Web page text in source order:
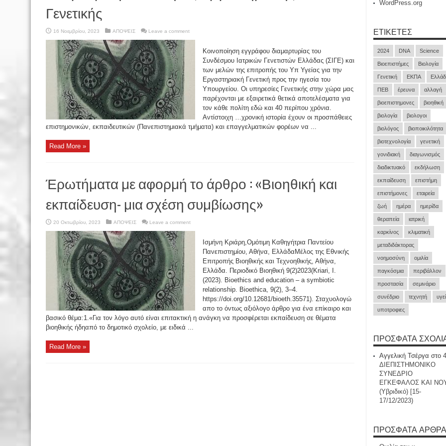
Γενετικής
16 Νοεμβρίου, 2023 ΑΠΟΨΕΙΣ Leave a comment
Κοινοποίηση εγγράφου διαμαρτυρίας του
Συνδέσμου Ιατρικών Γενετιστών Ελλάδας (ΣΙΓΕ) και
των μελών της επιτροπής του Υπ Υγείας για την
Εργαστηριακή Γενετική προς την ηγεσία του
Υπουργείου. Οι υπηρεσίες Γενετικής στην χώρα μας
παρέχονται με εξαιρετικά θετικά αποτελέσματα για
τον κάθε πολίτη εδώ και 40 περίπου χρόνια.
Αντίστοιχη …χρονική ιστορία έχουν οι προσπάθειες
επιστημονικών, εκπαιδευτικών (Πανεπιστημιακά τμήματα) και επαγγελματικών φορέων να ...
Read More »
Έρωτήματα με αφορμή το άρθρο : «Βιοηθική και
εκπαίδευση- μια σχέση συμβίωσης»
20 Οκτωβρίου, 2023 ΑΠΟΨΕΙΣ Leave a comment
Iσμήνη Κριάρη,Ομότιμη Καθηγήτρια Παντείου
Πανεπιστημίου, Αθήνα, ΕλλάδαΜέλος της Εθνικής
Επιτροπής Βιοηθικής και Τεχνοηθικής, Αθήνα,
Ελλάδα. Περιοδικό Βιοηθική 9(2)2023(Kriari, I.
(2023). Bioethics and education – a symbiotic
relationship. Bioethica, 9(2), 3–4.
https://doi.org/10.12681/bioeth.35571). Σταχυολογώ
απο το όντως αξιόλογο άρθρο για ένα επίκαιρο και
βασικό θέμα:1.«Για τον λόγο αυτό είναι επιτακτική η ανάγκη να προσφέρεται εκπαίδευση σε θέματα
βιοηθικής ήδηαπό το δημοτικό σχολείο, με ειδικά ...
Read More »
WordPress.org
ΕΤΙΚΈΤΕΣ
2024 DNA Science
Βιοεπιστήμες Βιολογία
Γενετική ΕΚΠΑ
ΠΕΒ έρευνα αλλαγή
βιοεπιστημονες βιοηθική
βιολογία βιολογοι
βιολόγος βιοποικιλότητα
βιοτεχνολογία γενετική
γονιδιακή διαγωνισμός
διαδικτυακό εκδήλωση
εκπαίδευση επιστήμη
επιστήμονες εταιρεία
ζωή ημέρα ημερίδα
θεραπεία ιατρική
καρκίνος κλιματική
μεταδιδάκτορας
νοημοσύνη ομιλία
παγκόσμια περιβάλλον
προστασία σεμινάριο
συνέδριο τεχνητή
υποτροφιες
ΠΡΌΣΦΑΤΑ
Αγγελική Τσέργα στο
ΔΙΕΠΙΣΤΗΜΟΝΙΚΟ
ΣΥΝΕΔΡΙΟ
ΕΓΚΕΦΑΛΟΣ ΚΑΙ
(Υβριδικό) [15-
17/12/2023)
ΠΡΌΣΦΑΤΑ ΆΡΘΡΑ